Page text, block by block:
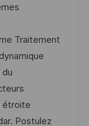
Traitement
étroite
Postulez